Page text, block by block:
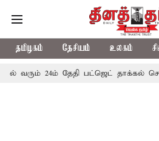
தமிழகம் தேசியம் உலகம்
தேதி பட்ஜெட் தாக்கல் செய்கிறார்